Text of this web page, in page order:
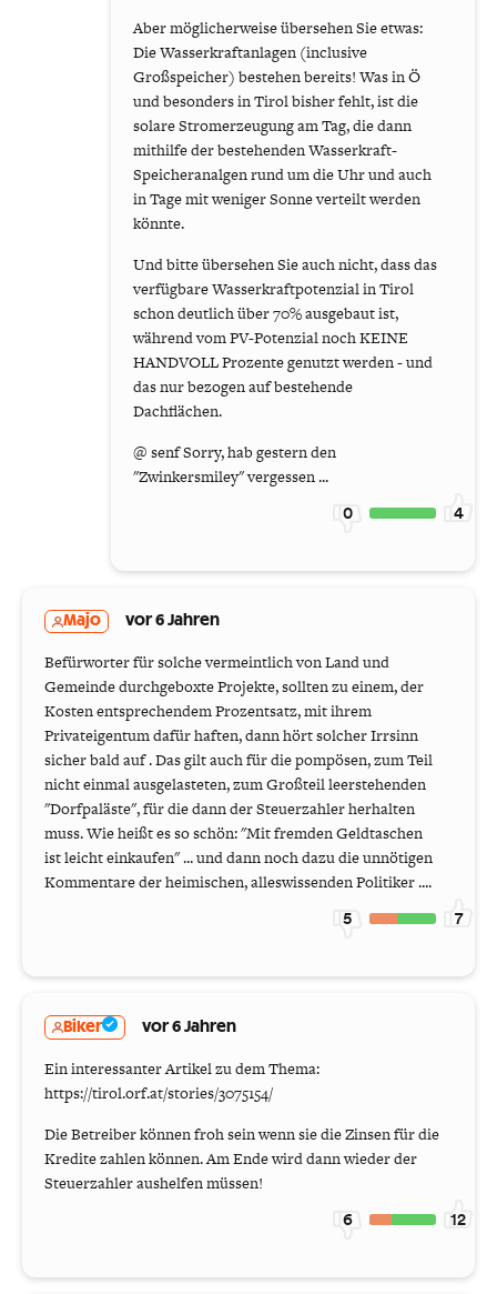
Aber möglicherweise übersehen Sie etwas:
Die Wasserkraftanlagen (inclusive
Großspeicher) bestehen bereits! Was in Ö
und besonders in Tirol bisher fehlt, ist die
solare Stromerzeugung am Tag, die dann
mithilfe der bestehenden Wasserkraft-
Speicheranalgen rund um die Uhr und auch
in Tage mit weniger Sonne verteilt werden
könnte.
Und bitte übersehen Sie auch nicht, dass das
verfügbare Wasserkraftpotenzial in Tirol
schon deutlich über 70% ausgebaut ist,
während vom PV-Potenzial noch KEINE
HANDVOLL Prozente genutzt werden - und
das nur bezogen auf bestehende
Dachflächen.
@ senf Sorry, hab gestern den
"Zwinkersmiley" vergessen ...
0 4
Majo vor 6 Jahren
Befürworter für solche vermeintlich von Land und
Gemeinde durchgeboxte Projekte, sollten zu einem, der
Kosten entsprechendem Prozentsatz, mit ihrem
Privateigentum dafür haften, dann hört solcher Irrsinn
sicher bald auf . Das gilt auch für die pompösen, zum Teil
nicht einmal ausgelasteten, zum Großteil leerstehenden
"Dorfpaläste", für die dann der Steuerzahler herhalten
muss. Wie heißt es so schön: "Mit fremden Geldtaschen
ist leicht einkaufen" ... und dann noch dazu die unnötigen
Kommentare der heimischen, alleswissenden Politiker ....
5 7
Biker vor 6 Jahren
Ein interessanter Artikel zu dem Thema:
https://tirol.orf.at/stories/3075154/
Die Betreiber können froh sein wenn sie die Zinsen für die
Kredite zahlen können. Am Ende wird dann wieder der
Steuerzahler aushelfen müssen!
6 12